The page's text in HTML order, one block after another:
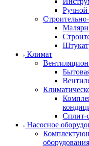
Ручной
Климат
Сплит-
Насосное
оборудования